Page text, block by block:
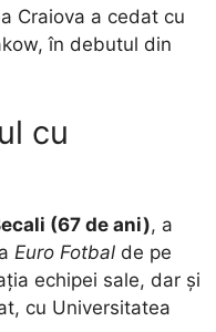
Craiova a cedat cu
în debutul din
cu
(67 de ani), a
Euro Fotbal de pe
echipei sale, dar și
cu Universitatea